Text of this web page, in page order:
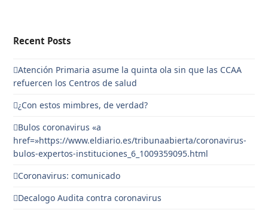
Recent Posts
Atención Primaria asume la quinta ola sin que las CCAA
refuercen los Centros de salud
¿Con estos mimbres, de verdad?
Bulos coronavirus «a
href=»https://www.eldiario.es/tribunaabierta/coronavirus-
bulos-expertos-instituciones_6_1009359095.html
Coronavirus: comunicado
Decalogo Audita contra coronavirus